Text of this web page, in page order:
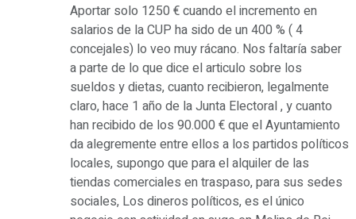
Aportar solo 1250 € cuando el incremento en
salarios de la CUP ha sido de un 400 % ( 4
concejales) lo veo muy rácano. Nos faltaría saber
a parte de lo que dice el articulo sobre los
sueldos y dietas, cuanto recibieron, legalmente
claro, hace 1 año de la Junta Electoral , y cuanto
han recibido de los 90.000 € que el Ayuntamiento
da alegremente entre ellos a los partidos políticos
locales, supongo que para el alquiler de las
tiendas comerciales en traspaso, para sus sedes
sociales, Los dineros políticos, es el único